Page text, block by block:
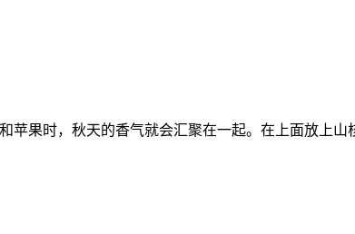
苹果时，秋天的香气就会汇聚在一起。在上面放上山